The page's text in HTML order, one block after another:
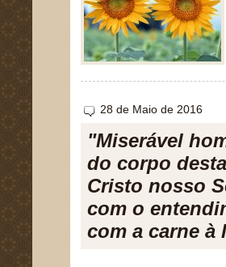
28 de Maio de 2016
"Miserável
do corpo
Cristo nosso
com o
com a carne à